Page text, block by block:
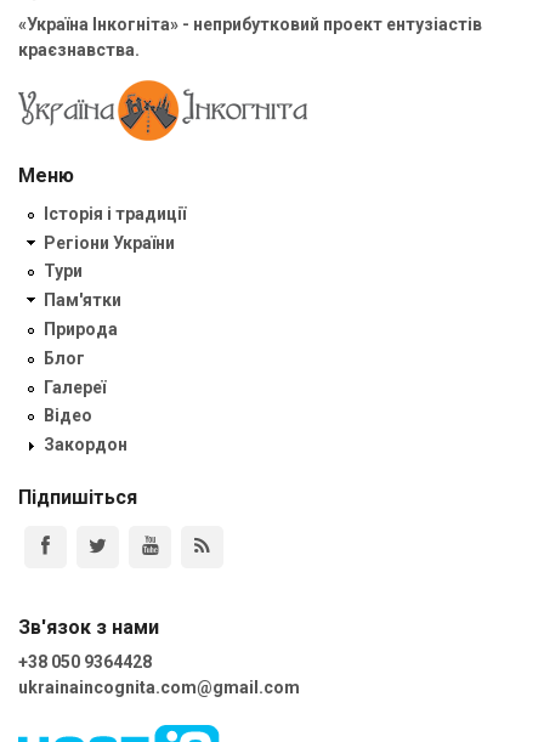
«Україна Інкогніта» - неприбутковий проект ентузіастів
краєзнавства.
Меню
Історія і традиції
Регіони України
Тури
Пам'ятки
Природа
Блог
Галереї
Відео
Закордон
Підпишіться
Зв'язок з нами
+38 050 9364428
ukrainaincognita.com@gmail.com